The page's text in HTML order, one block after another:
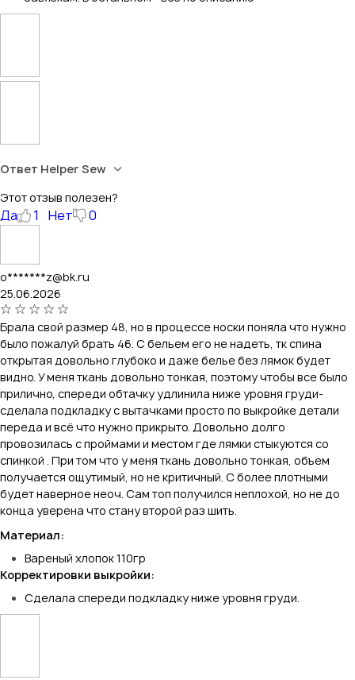
Ответ Helper Sew
Этот отзыв полезен?
Да 1 Нет 0
o*******z@bk.ru
25.06.2026
Брала свой размер 48, но в процессе носки поняла что нужно
было пожалуй брать 46. С бельем его не надеть, тк спина
открытая довольно глубоко и даже белье без лямок будет
видно. У меня ткань довольно тонкая, поэтому чтобы все было
прилично, спереди обтачку удлинила ниже уровня груди-
сделала подкладку с вытачками просто по выкройке детали
переда и всё что нужно прикрыто. Довольно долго
провозилась с проймами и местом где лямки стыкуются со
спинкой . При том что у меня ткань довольно тонкая, объем
получается ощутимый, но не критичный. С более плотными
будет наверное неоч. Сам топ получился неплохой, но не до
конца уверена что стану второй раз шить.
Материал:
Вареный хлопок 110гр
Корректировки выкройки:
Сделала спереди подкладку ниже уровня груди.